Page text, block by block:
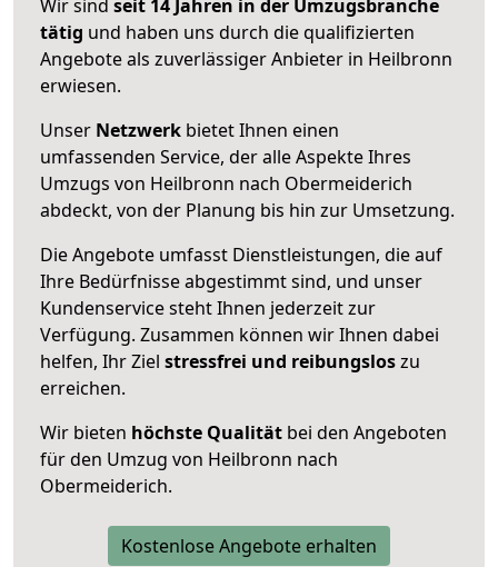
Wir sind seit 14 Jahren in der Umzugsbranche
tätig und haben uns durch die qualifizierten
Angebote als zuverlässiger Anbieter in Heilbronn
erwiesen.
Unser Netzwerk bietet Ihnen einen
umfassenden Service, der alle Aspekte Ihres
Umzugs von Heilbronn nach Obermeiderich
abdeckt, von der Planung bis hin zur Umsetzung.
Die Angebote umfasst Dienstleistungen, die auf
Ihre Bedürfnisse abgestimmt sind, und unser
Kundenservice steht Ihnen jederzeit zur
Verfügung. Zusammen können wir Ihnen dabei
helfen, Ihr Ziel stressfrei und reibungsloszu
erreichen.
Wir bieten höchste Qualität bei den Angeboten
für den Umzug von Heilbronn nach
Obermeiderich.
Kostenlose Angebote erhalten